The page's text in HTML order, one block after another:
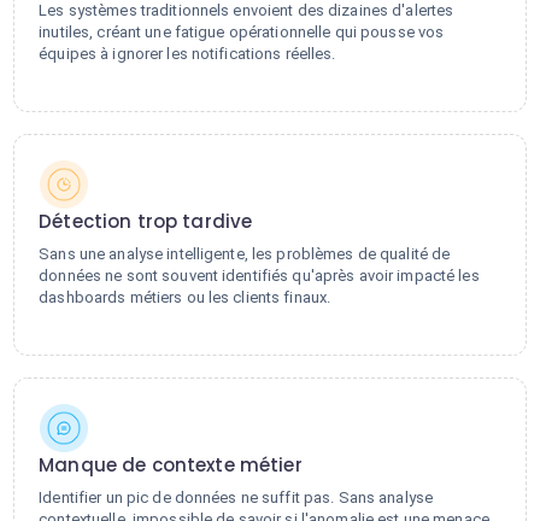
Les systèmes traditionnels envoient des dizaines d'alertes
inutiles, créant une fatigue opérationnelle qui pousse vos
équipes à ignorer les notifications réelles.
Détection trop tardive
Sans une analyse intelligente, les problèmes de qualité de
données ne sont souvent identifiés qu'après avoir impacté les
dashboards métiers ou les clients finaux.
Manque de contexte métier
Identifier un pic de données ne suffit pas. Sans analyse